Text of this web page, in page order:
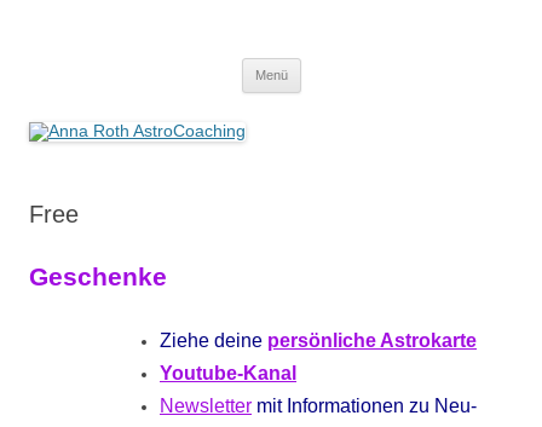
Menü
Free
Geschenke
Ziehe deine persönliche Astrokarte
Youtube-Kanal
Newsletter mit Informationen zu Neu-